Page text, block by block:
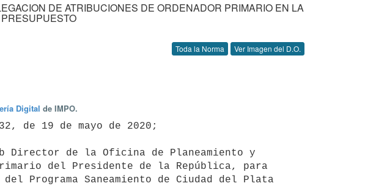
DE ATRIBUCIONES DE ORDENADOR PRIMARIO EN LA
Toda la Norma Ver Imagen del D.O.
Digital de IMPO.
del Presidente de la República, para
Programa Saneamiento de Ciudad del Plata